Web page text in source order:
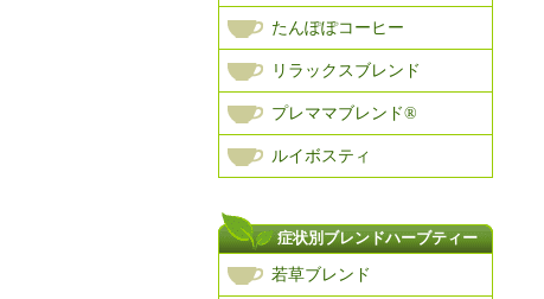
たんぽぽコーヒー
リラックスブレンド
プレママブレンド®
ルイボスティ
症状別ブレンドハーブティー
若草ブレンド